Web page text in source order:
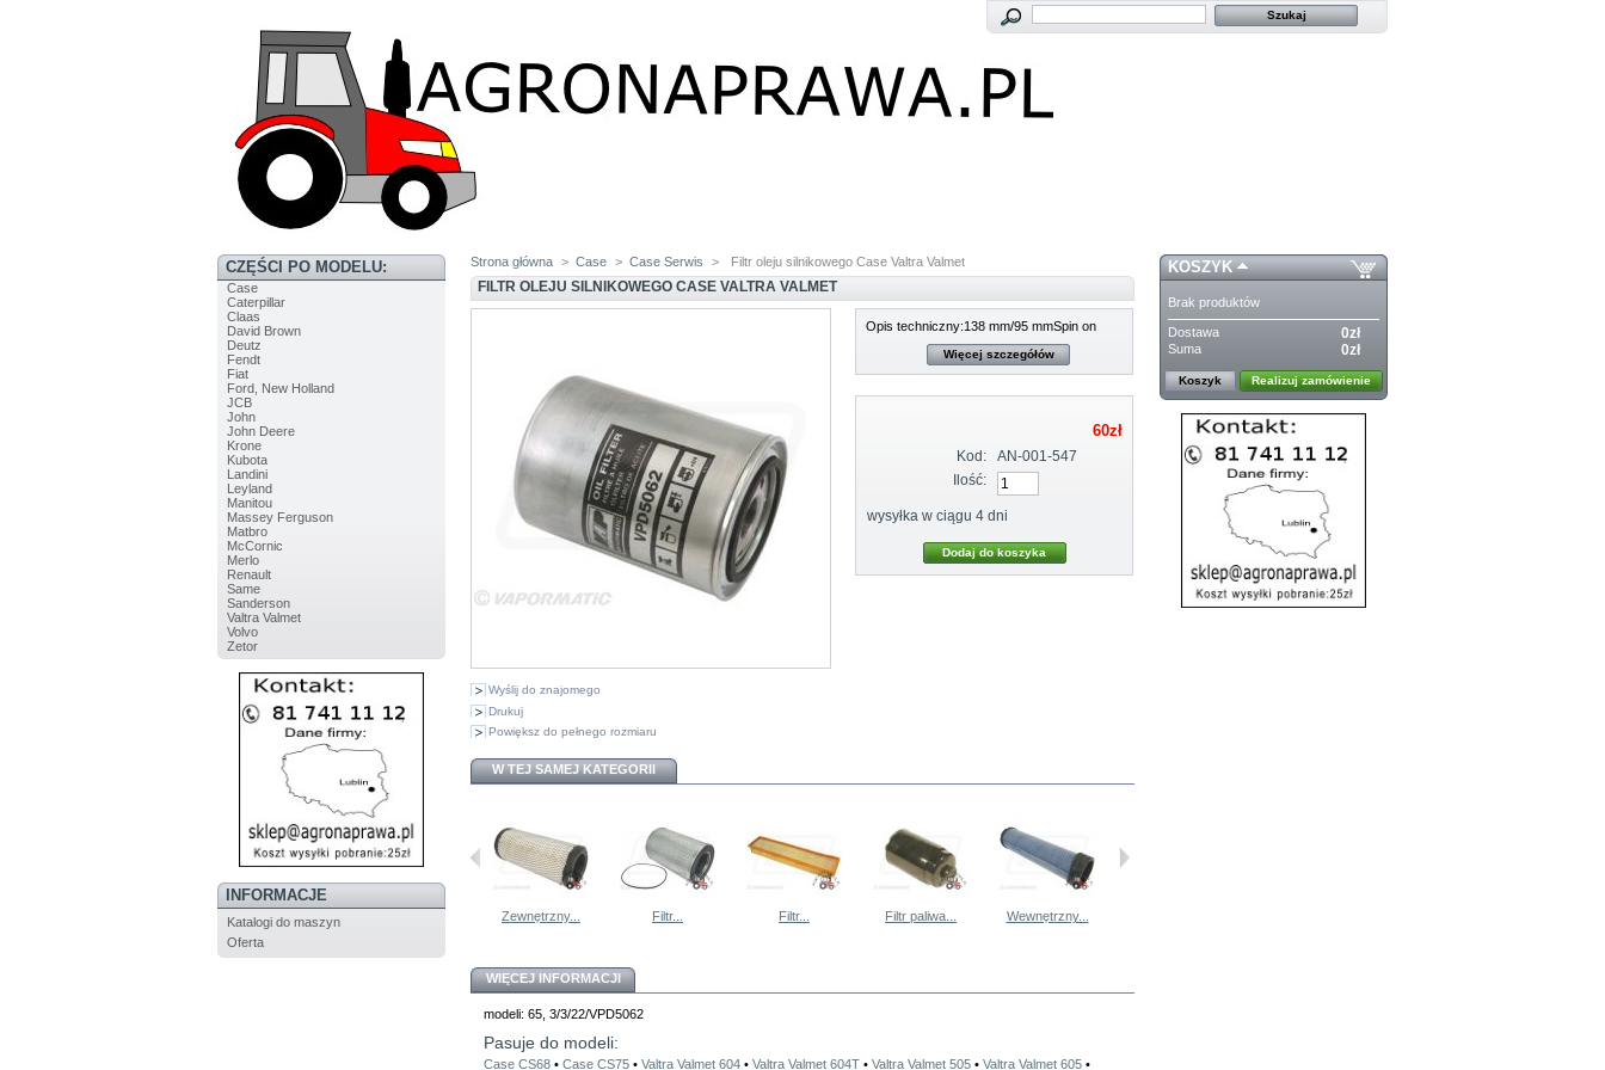
CZĘŚCI PO MODELU:
Case
Caterpillar
Claas
David Brown
Deutz
Fendt
Fiat
Ford, New Holland
JCB
John
John Deere
Krone
Kubota
Landini
Leyland
Manitou
Massey Ferguson
Matbro
McCornic
Merlo
Renault
Same
Sanderson
Valtra Valmet
Volvo
Zetor
INFORMACJE
Katalogi do maszyn
Oferta
Strona główna > Case > Case Serwis > Filtr oleju silnikowego Case Valtra Valmet
FILTR OLEJU SILNIKOWEGO CASE VALTRA VALMET
Wyślij do znajomego
Drukuj
Powiększ do pełnego rozmiaru
Opis techniczny:138 mm/95 mmSpin on
Więcej szczegółów
60zł
Kod:
AN-001-547
Ilość:
wysyłka w ciągu 4 dni
W TEJ SAMEJ KATEGORII
Filtr... Zewnętrzny... Filtr... Filtr... Filtr paliwa... Wewnętrzny...
WIĘCEJ INFORMACJI
modeli: 65, 3/3/22/VPD5062
Pasuje do modeli:
Case CS68 • Case CS75 • Valtra Valmet 604 • Valtra Valmet 604T • Valtra Valmet 505 • Valtra Valmet 605 •
KOSZYK
Brak produktów
Dostawa 0zł
Suma 0zł
Koszyk Realizuj zamówienie